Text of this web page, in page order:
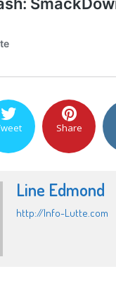
Share
Line Edmond
http://Info-Lutte.com